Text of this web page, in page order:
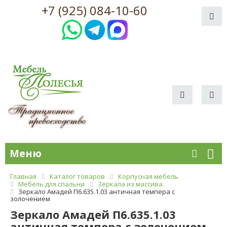
+7 (925) 084-10-60
Меню
Главная Каталог товаров
Корпусная мебель
Мебель для спальни
Зеркала из массива
Зеркало Амадей П6.635.1.03 античная темпера с
золочением
Зеркало Амадей П6.635.1.03